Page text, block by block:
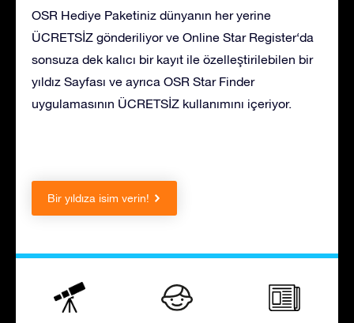
OSR Hediye Paketiniz dünyanın her yerine
ÜCRETSİZ gönderiliyor ve Online Star Register‘da
sonsuza dek kalıcı bir kayıt ile özelleştirilebilen bir
yıldız Sayfası ve ayrıca OSR Star Finder
uygulamasının ÜCRETSİZ kullanımını içeriyor.
Bir yıldıza isim verin!